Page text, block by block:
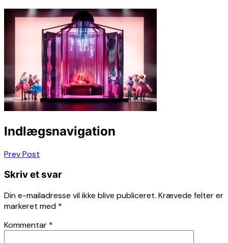
Indlægsnavigation
Prev Post
Skriv et svar
Din e-mailadresse vil ikke blive publiceret. Krævede felter er
markeret med *
Kommentar *